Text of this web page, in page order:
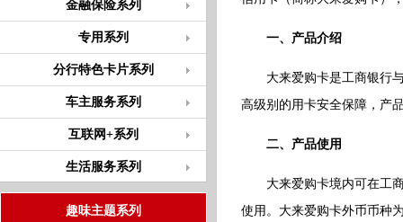
金融保险系列
专用系列
分行特色卡片系列
车主服务系列
互联网+系列
生活服务系列
趣味主题系列
一、产品介绍
大来爱购卡是工商银行与
高级别的用卡安全保障，产
二、产品使用
大来爱购卡境内可在工商
使用。大来爱购卡外币币种